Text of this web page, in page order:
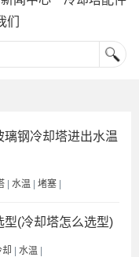
们
钢冷却塔进出水温
| 水温 | 堵塞 |
型(冷却塔怎么选型)
却 | 水温 |